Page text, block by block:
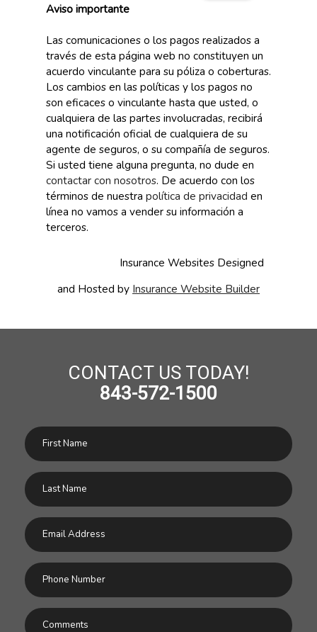
Aviso importante
Las comunicaciones o los pagos realizados a
través de esta página web no constituyen un
acuerdo vinculante para su póliza o coberturas.
Los cambios en las políticas y los pagos no
son eficaces o vinculante hasta que usted, o
cualquiera de las partes involucradas, recibirá
una notificación oficial de cualquiera de su
agente de seguros, o su compañía de seguros.
Si usted tiene alguna pregunta, no dude en
contactar con nosotros. De acuerdo con los
términos de nuestra política de privacidad en
línea no vamos a vender su información a
terceros.
Insurance Websites Designed
and Hosted by Insurance Website Builder
CONTACT US TODAY!
843-572-1500